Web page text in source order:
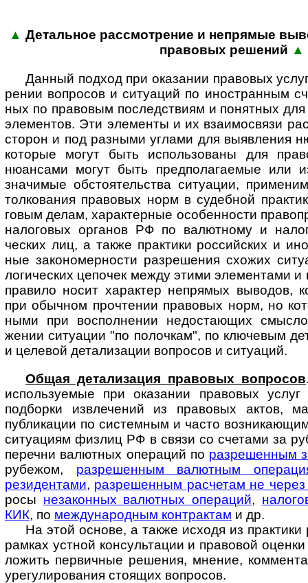
▲ Детальное рассмотрение и непрямые
пра­во­вых ре­шений ▲
Данный подход при оказании правовых
рении вопросов и ситу­аций по ино­стран­ным
ных по право­вым послед­ствиям и понят­ных
элемен­тов. Эти элементы и их взаимо­связи
сторон и под разными углами для выяв­ления
которые могут быть исполь­зованы для
нюансами могут быть предпола­гаемые или
значимые обстоя­тельства ситуации,
толкования правовых норм в судебной
говым делам, харак­терные особен­ности
нало­говых органов РФ по валют­ному и
ческих лиц, а также практики россий­ских и
ные законо­мер­ности разре­шения схожих
логи­ческих цепо­чек между этими элемен­тами и
правило носит харак­тер непрямых выводов,
при обычном прочте­нии право­вых норм, но
ными при воспол­нении недоста­ющих
жении ситу­ации "по полочкам", по ключевым
и целе­вой детали­зации вопро­сов и ситуаций.
Общая детализация правовых вопросов
исполь­зуемые при оказании право­вых услуг
подборки извле­чений из правовых актов,
публи­кации по систем­ным и часто
ситу­ациям физлиц РФ в связи со счетами за
перечни валютных операций по разре­шенным
рубежом, разре­шенным валют­ным
резиден­тами, разре­шенным рас­четам не
росы неза­конных валют­ных опера­ций,
КИК, по междуна­родным конт­рактам и др.
На этой основе, а также исходя из
рамках устной консуль­тации и право­вой
ложить первич­ные решения, мнение,
уре­гу­ли­рования стоящих вопросов.